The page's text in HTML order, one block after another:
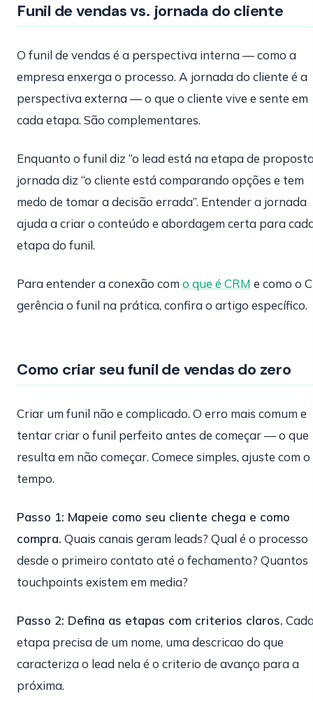
Funil de vendas vs. jornada do cliente
O funil de vendas é a perspectiva interna — como a
empresa enxerga o processo. A jornada do cliente é a
perspectiva externa — o que o cliente vive e sente em
cada etapa. São complementares.
Enquanto o funil diz “o lead está na etapa de
jornada diz “o cliente está comparando opções e tem
medo de tomar a decisão errada”. Entender a jornada
ajuda a criar o conteúdo e abordagem certa para
etapa do funil.
Para entender a conexão com o que é CRM e como o
gerência o funil na prática, confira o artigo específico.
Como criar seu funil de vendas do zero
Criar um funil não e complicado. O erro mais comum e
tentar criar o funil perfeito antes de começar — o que
resulta em não começar. Comece simples, ajuste com o
tempo.
Passo 1: Mapeie como seu cliente chega e como
compra. Quais canais geram leads? Qual é o processo
desde o primeiro contato até o fechamento? Quantos
touchpoints existem em media?
Passo 2: Defina as etapas com criterios claros.
etapa precisa de um nome, uma descricao do que
caracteriza o lead nela é o criterio de avanço para a
próxima.